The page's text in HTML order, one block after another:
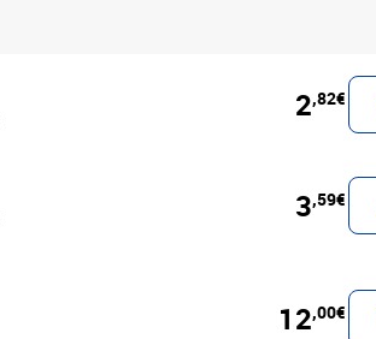
2,82€
3,59€
12,00€